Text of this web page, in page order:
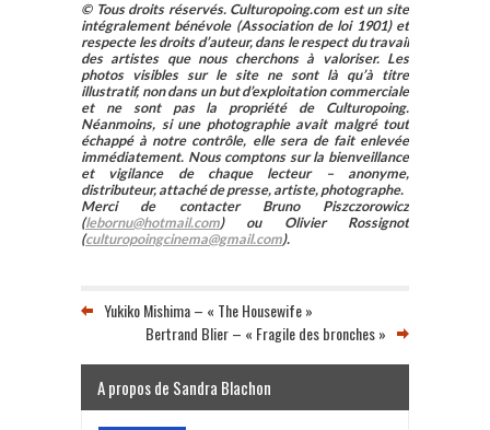
© Tous droits réservés. Culturopoing.com est un site
intégralement bénévole (Association de loi 1901) et
respecte les droits d’auteur, dans le respect du travail
des artistes que nous cherchons à valoriser. Les
photos visibles sur le site ne sont là qu’à titre
illustratif, non dans un but d’exploitation commerciale
et ne sont pas la propriété de Culturopoing.
Néanmoins, si une photographie avait malgré tout
échappé à notre contrôle, elle sera de fait enlevée
immédiatement. Nous comptons sur la bienveillance
et vigilance de chaque lecteur – anonyme,
distributeur, attaché de presse, artiste, photographe.
Merci de contacter Bruno Piszczorowicz
(lebornu@hotmail.com) ou Olivier Rossignot
(culturopoingcinema@gmail.com).
Yukiko Mishima – « The Housewife »
Bertrand Blier – « Fragile des bronches »
A propos de Sandra Blachon